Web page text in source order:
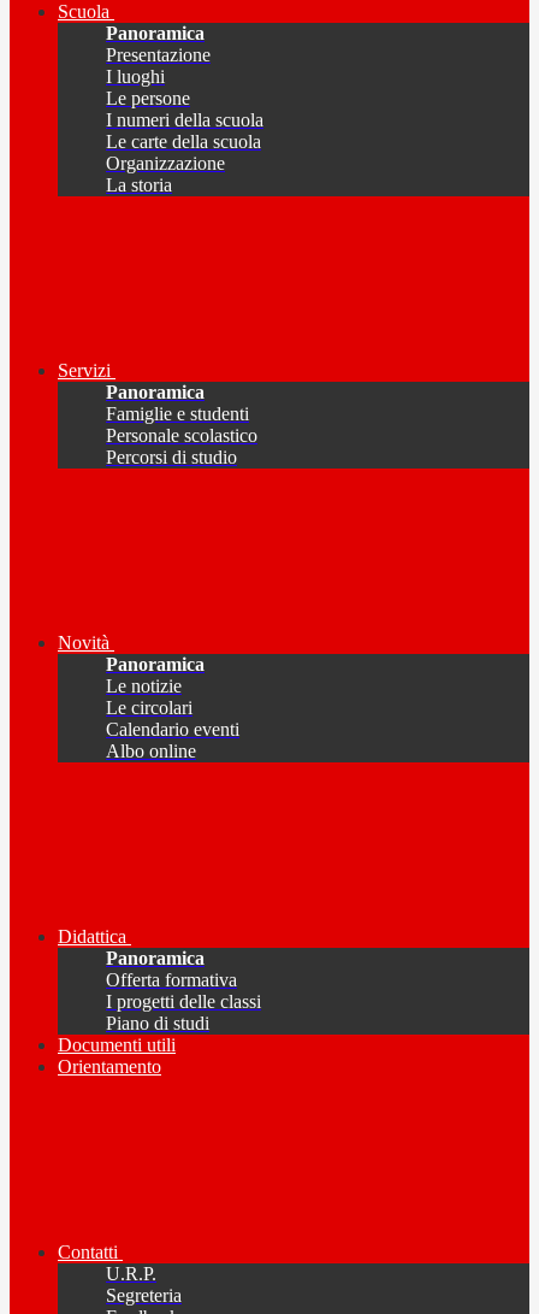
Scuola
Panoramica
Presentazione
I luoghi
Le persone
I numeri della scuola
Le carte della scuola
Organizzazione
La storia
Servizi
Panoramica
Famiglie e studenti
Personale scolastico
Percorsi di studio
Novità
Panoramica
Le notizie
Le circolari
Calendario eventi
Albo online
Didattica
Panoramica
Offerta formativa
I progetti delle classi
Piano di studi
Documenti utili
Orientamento
Contatti
U.R.P.
Segreteria